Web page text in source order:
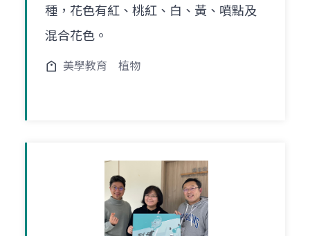
種，花色有紅、桃紅、白、黃、噴點及
混合花色。
美學教育 植物